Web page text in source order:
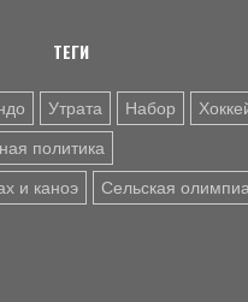
ТЕГИ
Утрата Набор
политика
и каноэ Сельская